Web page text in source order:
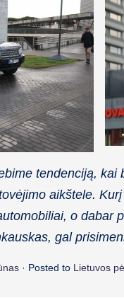
tendenciją,
aikštele.
o dabar
gal
· Posted to Lietuvos